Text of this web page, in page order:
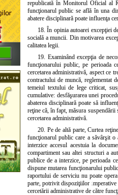
republicată în Monitorul Oficial al
funcţionarul public se află în una
abatere disciplinară poate influenţa
18. În opinia autoarei excepţiei
socială a muncii. Din motivarea
calitatea legii.
19. Examinând excepţia de
funcţionarului public, pe perioada
cercetarea administrativă, aspect ce
contractului de muncă, reglementat
temeiul textului de lege criticat,
cumulative: desfăşurarea unei
abaterea disciplinară poate să
reţine că, în fapt, măsura
cercetarea administrativă.
20. Pe de altă parte, Curtea
funcţionarul public care a săvârşit o
interzice accesul acestuia la
compartiment sau altei structuri a
publice de a interzice, pe perioada
dispune mutarea funcţionarului
raportului de serviciu nu poate
parte, potrivit dispoziţiilor imperative
cercetării administrative de către